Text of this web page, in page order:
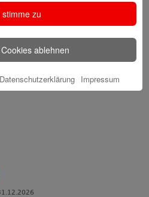
stimme zu
ablehnen
Datenschutzerklärung Impressum